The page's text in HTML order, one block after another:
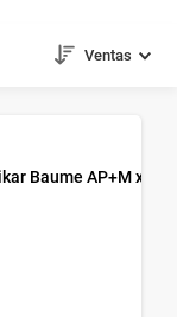
Ventas